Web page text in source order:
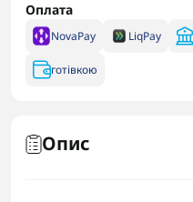
Оплата
NovaPay LiqPay
готівкою
Опис